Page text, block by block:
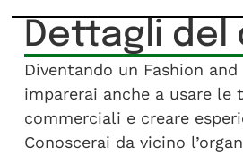
Dettagli del
Diventando un Fashion
imparerai anche a usare
commerciali e creare
Conoscerai da vicino